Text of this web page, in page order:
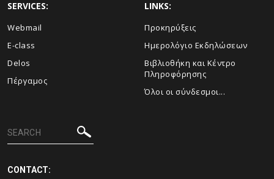
SERVICES:
Webmail
E-class
Delos
Πέργαμος
LINKS:
Προκηρύξεις
Ημερολόγιο Εκδηλώσεων
Βιβλιοθήκη και Κέντρο
Πληροφόρησης
Όλοι οι σύνδεσμοι...
CONTACT: